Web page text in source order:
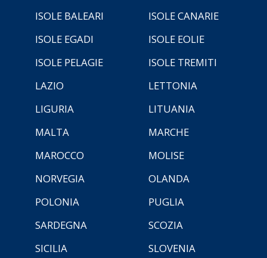
ISOLE BALEARI
ISOLE CANARIE
ISOLE EGADI
ISOLE EOLIE
ISOLE PELAGIE
ISOLE TREMITI
LAZIO
LETTONIA
LIGURIA
LITUANIA
MALTA
MARCHE
MAROCCO
MOLISE
NORVEGIA
OLANDA
POLONIA
PUGLIA
SARDEGNA
SCOZIA
SICILIA
SLOVENIA